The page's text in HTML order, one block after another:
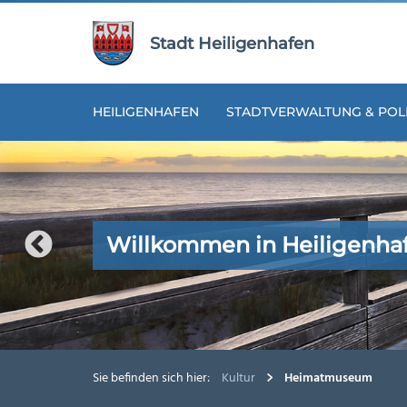
Stadt Heiligenhafen
HEILIGENHAFEN STADTVERWALTUNG &
Willkommen in
Willkommen in
Willkommen in
Willkommen in
Willkommen in
Sie befinden sich hier: Kultur Heimatmuseum